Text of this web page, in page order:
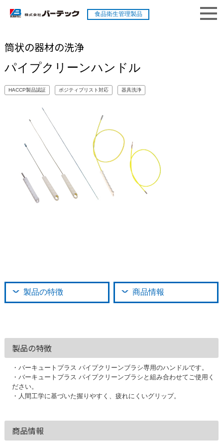
食品衛生管理製品
筒状の器材の洗浄
パイプクリーンハンドル
HACCP製品認証 ポジティブリスト対応 器具洗浄
製品の特徴 商品情報
製品の特徴
・バーキュートプラス パイプクリーンブラシ専用のハンドルです。
・バーキュートプラス パイプクリーンブラシと組み合わせてご使用く
ださい。
・人間工学に基づいた握りやすく、疲れにくいグリップ。
商品情報